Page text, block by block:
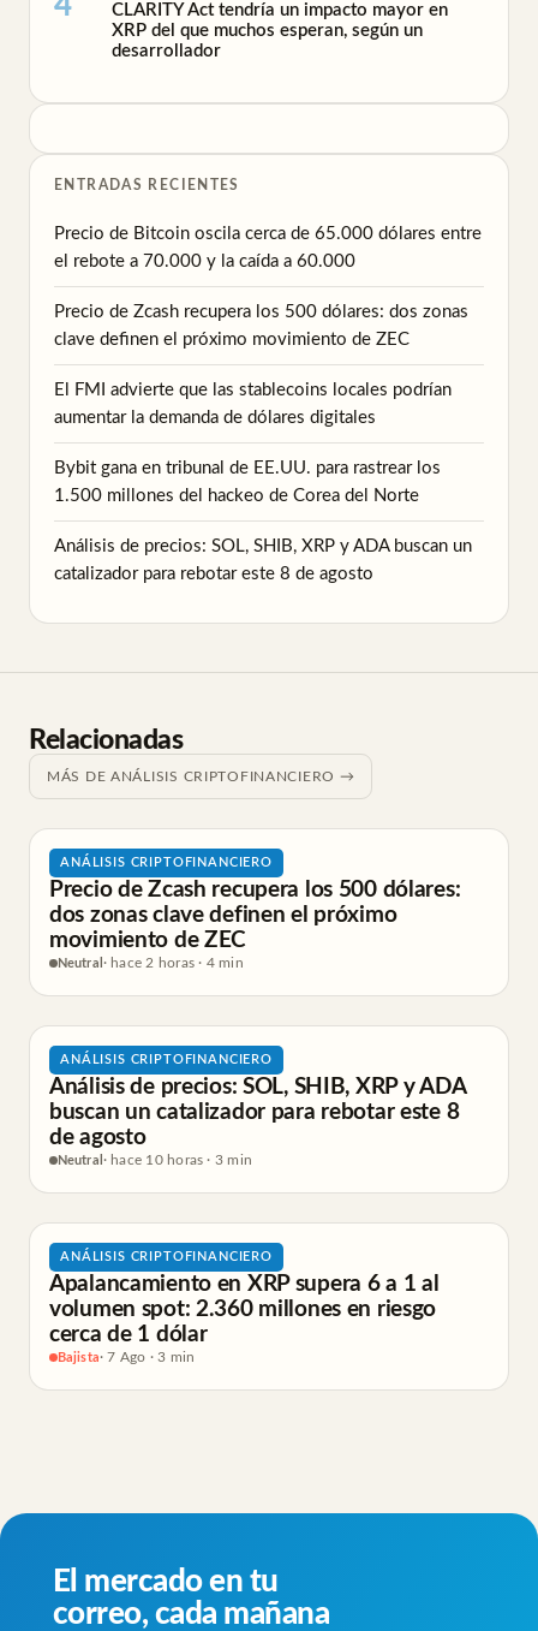
CLARITY Act tendría un impacto mayor en
XRP del que muchos esperan, según un
desarrollador
ENTRADAS RECIENTES
Precio de Bitcoin oscila cerca de 65.000 dólares entre
el rebote a 70.000 y la caída a 60.000
Precio de Zcash recupera los 500 dólares: dos zonas
clave definen el próximo movimiento de ZEC
El FMI advierte que las stablecoins locales podrían
aumentar la demanda de dólares digitales
Bybit gana en tribunal de EE.UU. para rastrear los
1.500 millones del hackeo de Corea del Norte
Análisis de precios: SOL, SHIB, XRP y ADA buscan un
catalizador para rebotar este 8 de agosto
Relacionadas
MÁS DE ANÁLISIS CRIPTOFINANCIERO →
ANÁLISIS CRIPTOFINANCIERO
Precio de Zcash recupera los 500 dólares:
dos zonas clave definen el próximo
movimiento de ZEC
Neutral · hace 2 horas · 4 min
ANÁLISIS CRIPTOFINANCIERO
Análisis de precios: SOL, SHIB, XRP y ADA
buscan un catalizador para rebotar este 8
de agosto
Neutral · hace 10 horas · 3 min
ANÁLISIS CRIPTOFINANCIERO
Apalancamiento en XRP supera 6 a 1 al
volumen spot: 2.360 millones en riesgo
cerca de 1 dólar
Bajista· 7 Ago · 3 min
El mercado en tu
correo, cada mañana